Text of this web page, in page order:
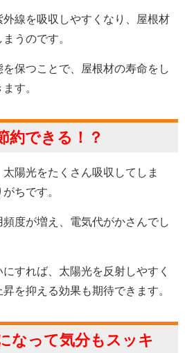
線を吸収しやすくなり、屋根材
うのです。
保つことで、屋根材の寿命をし
す。
約できる！？
陽光をたくさん吸収してしま
ちです。
度が増え、電気代がかさんでし
すれば、太陽光を反射しやすく
を抑える効果も期待できます。
なって気分もスッキ